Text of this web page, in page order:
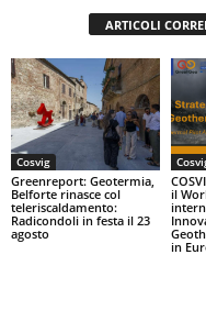
ARTICOLI
Cosvig
Greenreport: Geotermia,
Belforte rinasce col
teleriscaldamento:
Radicondoli in festa il 23
agosto
il
in